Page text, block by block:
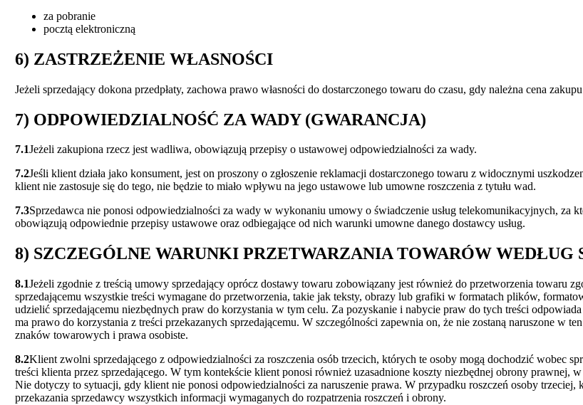
za pobranie
pocztą elektroniczną
6) ZASTRZEŻENIE WŁASNOŚCI
Jeżeli sprzedający dokona przedpłaty, zachowa prawo własności do dostarczonego towaru do czasu, gdy należna cena zakupu
7) ODPOWIEDZIALNOŚĆ ZA WADY (GWARANCJA)
7.1Jeżeli zakupiona rzecz jest wadliwa, obowiązują przepisy o ustawowej odpowiedzialności za wady.
7.2Jeśli klient działa jako konsument, jest on proszony o zgłoszenie reklamacji dostarczonego towaru z widocznymi
klient nie zastosuje się do tego, nie będzie to miało wpływu na jego ustawowe lub umowne roszczenia z tytułu wad.
7.3Sprzedawca nie ponosi odpowiedzialności za wady w wykonaniu umowy o świadczenie usług telekomunikacyjnych, za
obowiązują odpowiednie przepisy ustawowe oraz odbiegające od nich warunki umowne danego dostawcy usług.
8) SZCZEGÓLNE WARUNKI PRZETWARZANIA TOWARÓW
8.1Jeżeli zgodnie z treścią umowy sprzedający oprócz dostawy towaru zobowiązany jest również do przetworzenia towaru
sprzedającemu wszystkie treści wymagane do przetworzenia, takie jak teksty, obrazy lub grafiki w formatach plików,
udzielić sprzedającemu niezbędnych praw do korzystania w tym celu. Za pozyskanie i nabycie praw do tych treści
ma prawo do korzystania z treści przekazanych sprzedającemu. W szczególności zapewnia on, że nie zostaną naruszone w
znaków towarowych i prawa osobiste.
8.2Klient zwolni sprzedającego z odpowiedzialności za roszczenia osób trzecich, których te osoby mogą dochodzić wobec
treści klienta przez sprzedającego. W tym kontekście klient ponosi również uzasadnione koszty niezbędnej obrony
Nie dotyczy to sytuacji, gdy klient nie ponosi odpowiedzialności za naruszenie prawa. W przypadku roszczeń osoby
przekazania sprzedawcy wszystkich informacji wymaganych do rozpatrzenia roszczeń i obrony.